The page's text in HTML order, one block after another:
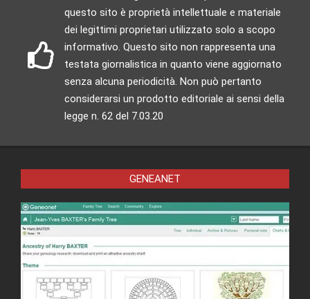
questo sito è proprietà intellettuale e materiale
dei legittimi proprietari utilizzato solo a scopo
informativo. Questo sito non rappresenta una
testata giornalistica in quanto viene aggiornato
senza alcuna periodicità. Non può pertanto
considerarsi un prodotto editoriale ai sensi della
legge n. 62 del 7.03.20
GENEANET